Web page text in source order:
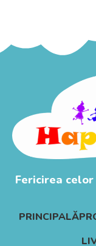
Fericirea
PRINCIPALĂ